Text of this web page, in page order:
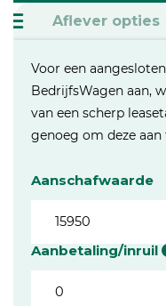
Aflever opties
Voor een
BedrijfsWagen aan,
van een scherp
genoeg om deze aan
Aanschafwaarde
Aanbetaling/inruil